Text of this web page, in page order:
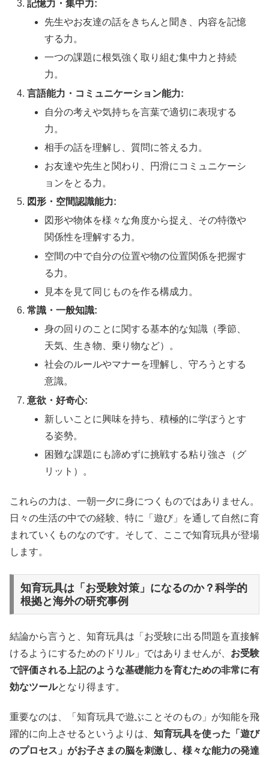
記憶力・集中力:
先生やお友達の話をきちんと聞き、内容を記憶
する力。
一つの課題に根気強く取り組む集中力と持続
力。
言語能力・コミュニケーション能力:
自分の考えや気持ちを言葉で適切に表現する
力。
相手の話を理解し、質問に答える力。
お友達や先生と関わり、円滑にコミュニケーシ
ョンをとる力。
図形・空間認識能力:
図形や物体を様々な角度から捉え、その特徴や
関係性を理解する力。
空間の中で自分の位置や物の位置関係を把握す
る力。
見本を見て同じものを作る構成力。
常識・一般知識:
身の回りのことに関する基本的な知識（季節、
天気、生き物、乗り物など）。
社会のルールやマナーを理解し、守ろうとする
意識。
意欲・好奇心:
新しいことに興味を持ち、積極的に学ぼうとす
る姿勢。
困難な課題にも諦めずに挑戦する粘り強さ（グ
リット）。
これらの力は、一朝一夕に身につくものではありません。
日々の生活の中での経験、特に「遊び」を通して自然に育
まれていくものなのです。そして、ここで知育玩具が登場
します。
知育玩具は「お受験対策」になるのか？科学的
根拠と海外の研究事例
結論から言うと、知育玩具は「お受験に出る問題を直接解
けるようにするためのドリル」ではありませんが、 お受験
で評価される上記のような基礎能力を育むための非常に有
効なツールとなり得ます。
重要なのは、「知育玩具で遊ぶことそのもの」が知能を飛
躍的に向上させるというよりは、 知育玩具を使った「遊び
のプロセス」がお子さまの脳を刺激し、様々な能力の発達